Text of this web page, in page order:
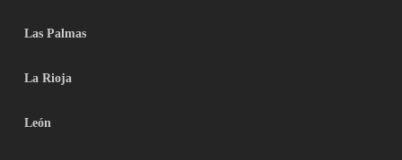
Las Palmas
La Rioja
León